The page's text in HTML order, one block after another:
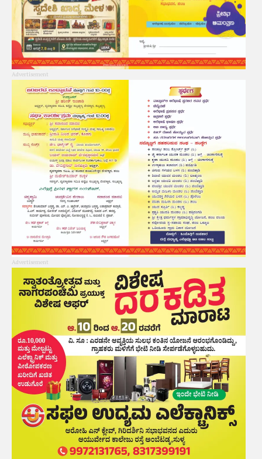
Advertisement
Advertisement